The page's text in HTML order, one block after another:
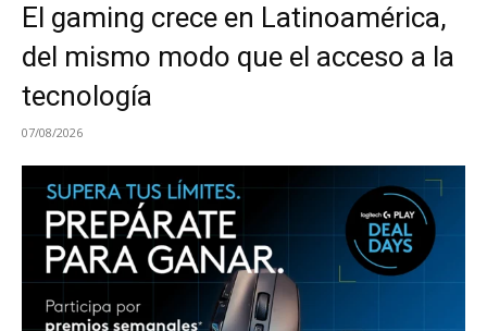
El gaming crece en Latinoamérica,
del mismo modo que el acceso a la
tecnología
07/08/2026